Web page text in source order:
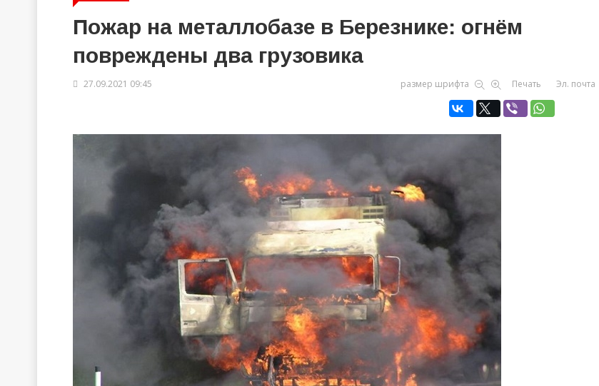
Пожар на металлобазе в Березнике: огнём
повреждены два грузовика
27.09.2021 09:45 размер шрифта Печать Эл. почта